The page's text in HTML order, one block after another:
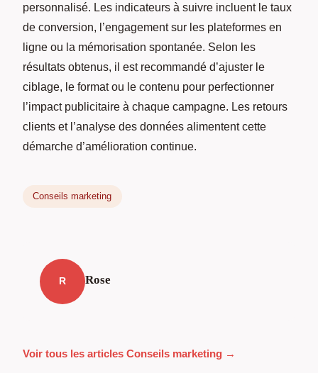
personnalisé. Les indicateurs à suivre incluent le taux
de conversion, l’engagement sur les plateformes en
ligne ou la mémorisation spontanée. Selon les
résultats obtenus, il est recommandé d’ajuster le
ciblage, le format ou le contenu pour perfectionner
l’impact publicitaire à chaque campagne. Les retours
clients et l’analyse des données alimentent cette
démarche d’amélioration continue.
Conseils marketing
R Rose
Voir tous les articles Conseils marketing →